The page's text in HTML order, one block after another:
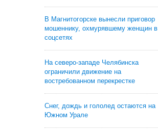
В Магнитогорске вынесли приговор
мошеннику, охмурявшему женщин в
соцсетях
На северо-западе Челябинска
ограничили движение на
востребованном перекрестке
Снег, дождь и гололед остаются на
Южном Урале